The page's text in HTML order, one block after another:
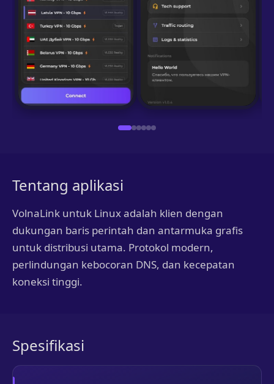
Tentang aplikasi
VolnaLink untuk Linux adalah klien dengan
dukungan baris perintah dan antarmuka grafis
untuk distribusi utama. Protokol modern,
perlindungan kebocoran DNS, dan kecepatan
koneksi tinggi.
Spesifikasi